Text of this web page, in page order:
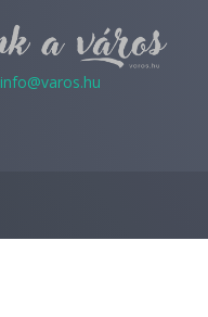
info@varos.hu